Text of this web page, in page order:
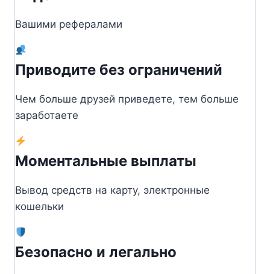
Вашими рефералами
Приводите без ограничений
Чем больше друзей приведете, тем больше
заработаете
Моментальные выплаты
Вывод средств на карту, электронные
кошельки
Безопасно и легально